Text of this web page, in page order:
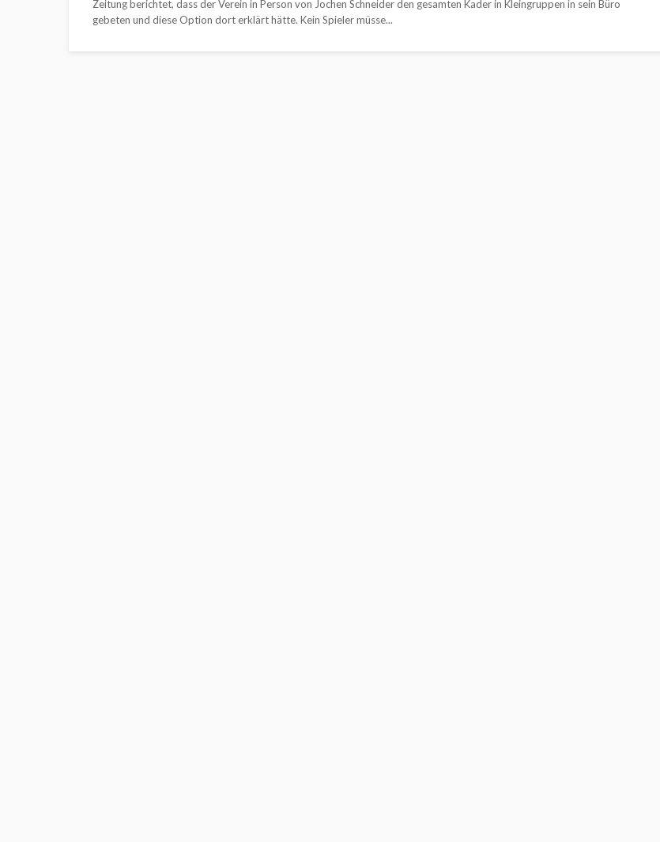
Zeitung berichtet, dass der Verein in Person von Jochen Schneider den gesamten Kader in Kleingruppen in sein Büro
gebeten und diese Option dort erklärt hätte. Kein Spieler müsse...